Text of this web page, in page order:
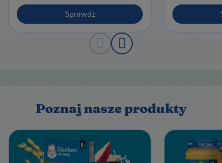
Sprawdź
Poznaj nasze produkty